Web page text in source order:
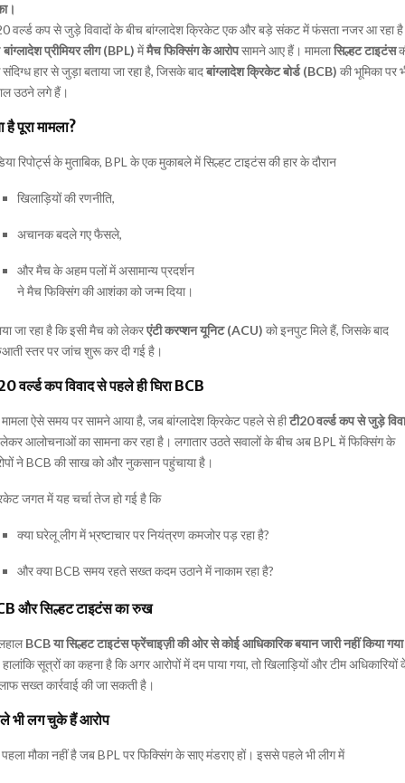
वर्ल्ड कप से जुड़े विवादों के बीच बांग्लादेश क्रिकेट एक और बड़े संकट में फंसता नजर आ रहा
बांग्लादेश प्रीमियर लीग (BPL) मेंमैच फिक्सिंग के आरोपसामने आए हैं। मामलासिल्हट टाइटंस
हार से जुड़ा बताया जा रहा है, जिसके बादबांग्लादेश क्रिकेट बोर्ड (BCB) की भूमिका पर
उठने लगे हैं।
है पूरा मामला?
रिपोर्ट्स के मुताबिक, BPL के एक मुकाबले में सिल्हट टाइटंस की हार के दौरान
खिलाड़ियों की रणनीति,
अचानक बदले गए फैसले,
और मैच के अहम पलों में असामान्य प्रदर्शन
ने मैच फिक्सिंग की आशंका को जन्म दिया।
जा रहा है कि इसी मैच को लेकरएंटी करप्शन यूनिट (ACU) को इनपुट मिले हैं, जिसके बाद
स्तर पर जांच शुरू कर दी गई है।
वर्ल्ड कप विवाद से पहले ही घिरा BCB
ऐसे समय पर सामने आया है, जब बांग्लादेश क्रिकेट पहले से हीटी20 वर्ल्ड कप से जुड़े
आलोचनाओं का सामना कर रहा है। लगातार उठते सवालों के बीच अब BPL में फिक्सिंग के
ने BCB की साख को और नुकसान पहुंचाया है।
जगत में यह चर्चा तेज हो गई है कि
क्या घरेलू लीग में भ्रष्टाचार पर नियंत्रण कमजोर पड़ रहा है?
और क्या BCB समय रहते सख्त कदम उठाने में नाकाम रहा है?
और सिल्हट टाइटंस का रुख
BCB या सिल्हट टाइटंस फ्रेंचाइज़ी की ओर से कोई आधिकारिक बयान जारी नहीं किया गया
सूत्रों का कहना है कि अगर आरोपों में दम पाया गया, तो खिलाड़ियों और टीम अधिकारियों
सख्त कार्रवाई की जा सकती है।
भी लग चुके हैं आरोप
मौका नहीं है जब BPL पर फिक्सिंग के साए मंडराए हों। इससे पहले भी लीग में